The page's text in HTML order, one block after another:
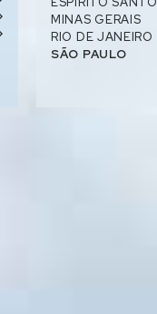
MINAS GERAIS
RIO DE JANEIRO
SÃO PAULO